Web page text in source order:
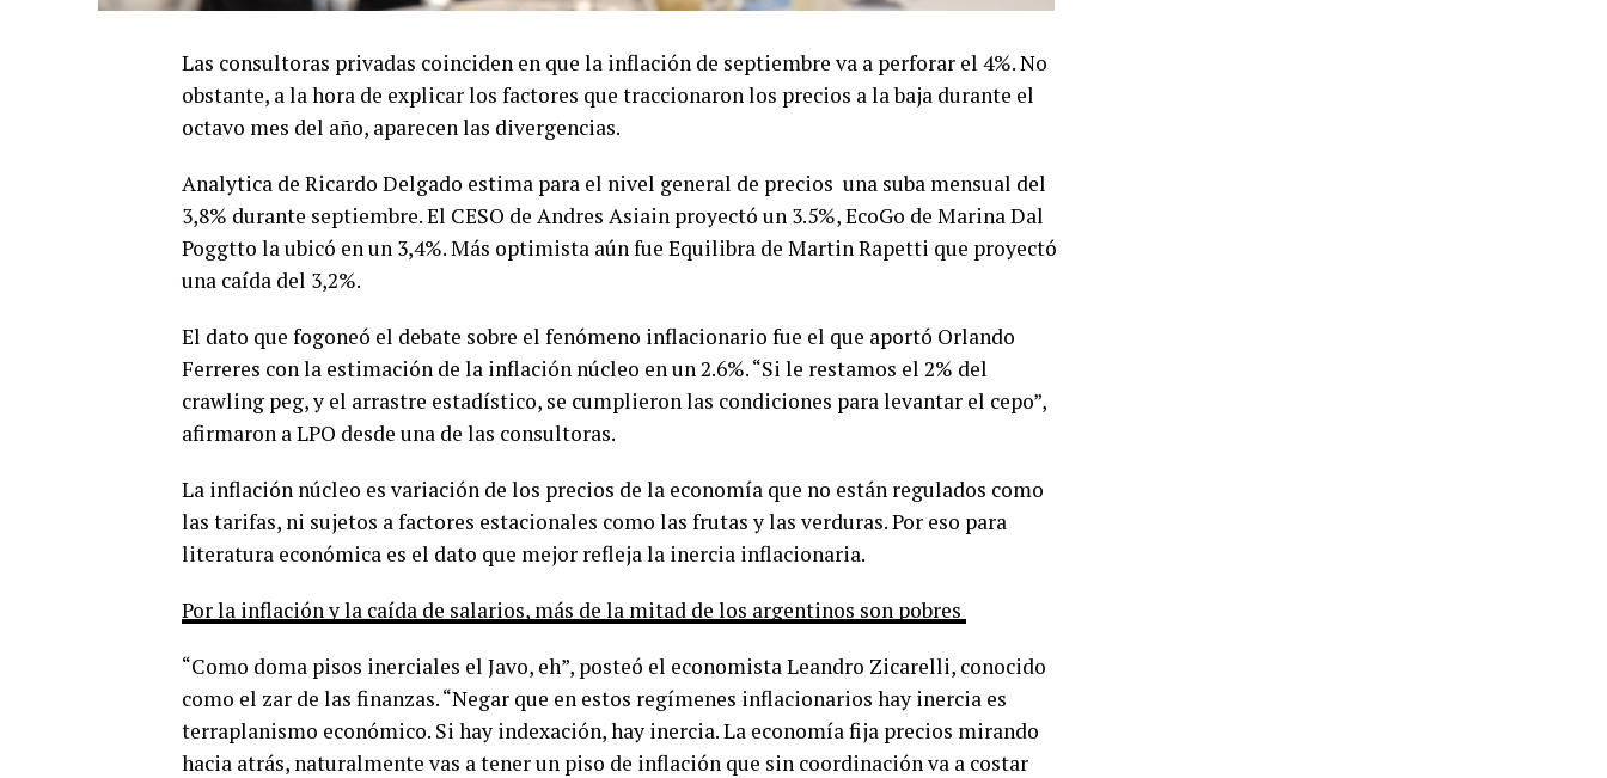
Las consultoras privadas coinciden en que la inflación de septiembre va a perforar el 4%. No
obstante, a la hora de explicar los factores que traccionaron los precios a la baja durante el
octavo mes del año, aparecen las divergencias.
Analytica de Ricardo Delgado estima para el nivel general de precios una suba mensual del
3,8% durante septiembre. El CESO de Andres Asiain proyectó un 3.5%, EcoGo de Marina Dal
Poggtto la ubicó en un 3,4%. Más optimista aún fue Equilibra de Martin Rapetti que proyectó
una caída del 3,2%.
El dato que fogoneó el debate sobre el fenómeno inflacionario fue el que aportó Orlando
Ferreres con la estimación de la inflación núcleo en un 2.6%. “Si le restamos el 2% del
crawling peg, y el arrastre estadístico, se cumplieron las condiciones para levantar el cepo”,
afirmaron a LPO desde una de las consultoras.
La inflación núcleo es variación de los precios de la economía que no están regulados como
las tarifas, ni sujetos a factores estacionales como las frutas y las verduras. Por eso para
literatura económica es el dato que mejor refleja la inercia inflacionaria.
Por la inflación y la caída de salarios, más de la mitad de los argentinos son pobres
“Como doma pisos inerciales el Javo, eh”, posteó el economista Leandro Zicarelli, conocido
como el zar de las finanzas. “Negar que en estos regímenes inflacionarios hay inercia es
terraplanismo económico. Si hay indexación, hay inercia. La economía fija precios mirando
hacia atrás, naturalmente vas a tener un piso de inflación que sin coordinación va a costar